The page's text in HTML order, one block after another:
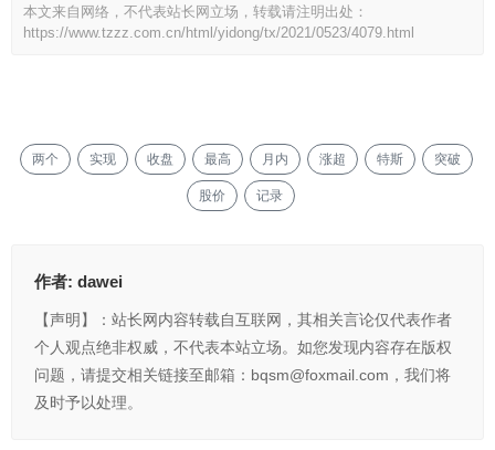
本文来自网络，不代表站长网立场，转载请注明出处：
https://www.tzzz.com.cn/html/yidong/tx/2021/0523/4079.html
两个 实现 收盘 最高 月内 涨超 特斯 突破
股价 记录
作者: dawei
【声明】：站长网内容转载自互联网，其相关言论仅代表作者
个人观点绝非权威，不代表本站立场。如您发现内容存在版权
问题，请提交相关链接至邮箱：bqsm@foxmail.com，我们将
及时予以处理。